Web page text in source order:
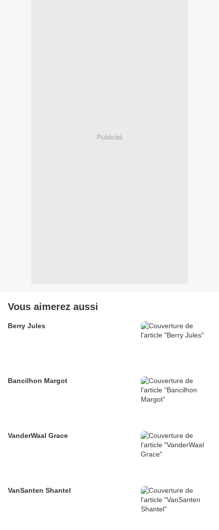
Publicité
Vous aimerez aussi
Berry Jules
Bancilhon Margot
VanderWaal Grace
VanSanten Shantel